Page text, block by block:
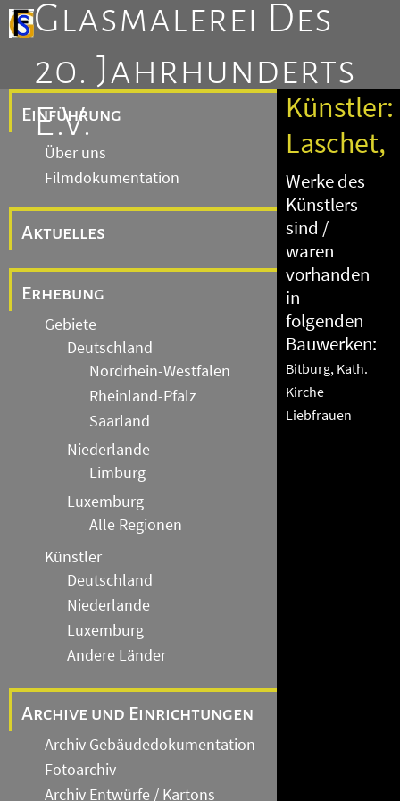
Glasmalerei Des
20. Jahrhunderts
E.V.
Einführung
Über uns
Filmdokumentation
Aktuelles
Erhebung
Gebiete
Deutschland
Nordrhein-Westfalen
Rheinland-Pfalz
Saarland
Niederlande
Limburg
Luxemburg
Alle Regionen
Künstler
Deutschland
Niederlande
Luxemburg
Andere Länder
Archive und Einrichtungen
Archiv Gebäudedokumentation
Fotoarchiv
Archiv Entwürfe / Kartons
Künstler:
Laschet,
Werke des
Künstlers
sind /
waren
vorhanden
in
folgenden
Bauwerken:
Bitburg, Kath.
Kirche
Liebfrauen